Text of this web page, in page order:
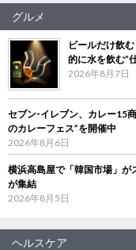
グルメ
ビールだけ飲
的に水を飲む”
2026年8月7日
セブン‐イレブン、カレー15
のカレーフェス”を開催中
2026年8月6日
横浜高島屋で「韓国市場」
が集結
2026年8月5日
ヘルスケア